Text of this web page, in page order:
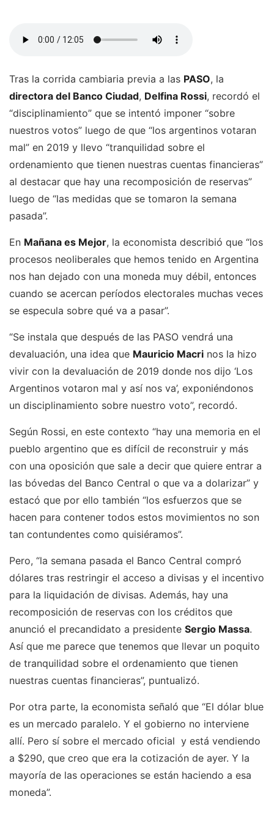
Tras la corrida cambiaria previa a las PASO, la
directora del Banco Ciudad, Delfina Rossi, recordó el
“disciplinamiento” que se intentó imponer “sobre
nuestros votos” luego de que “los argentinos votaran
mal” en 2019 y llevo “tranquilidad sobre el
ordenamiento que tienen nuestras cuentas financieras”
al destacar que hay una recomposición de reservas”
luego de “las medidas que se tomaron la semana
pasada”.
En Mañana es Mejor, la economista describió que “los
procesos neoliberales que hemos tenido en Argentina
nos han dejado con una moneda muy débil, entonces
cuando se acercan períodos electorales muchas veces
se especula sobre qué va a pasar”.
“Se instala que después de las PASO vendrá una
devaluación, una idea que Mauricio Macri nos la hizo
vivir con la devaluación de 2019 donde nos dijo ‘Los
Argentinos votaron mal y así nos va’, exponiéndonos
un disciplinamiento sobre nuestro voto”, recordó.
Según Rossi, en este contexto “hay una memoria en el
pueblo argentino que es difícil de reconstruir y más
con una oposición que sale a decir que quiere entrar a
las bóvedas del Banco Central o que va a dolarizar” y
estacó que por ello también “los esfuerzos que se
hacen para contener todos estos movimientos no son
tan contundentes como quisiéramos”.
Pero, “la semana pasada el Banco Central compró
dólares tras restringir el acceso a divisas y el incentivo
para la liquidación de divisas. Además, hay una
recomposición de reservas con los créditos que
anunció el precandidato a presidente Sergio Massa.
Así que me parece que tenemos que llevar un poquito
de tranquilidad sobre el ordenamiento que tienen
nuestras cuentas financieras”, puntualizó.
Por otra parte, la economista señaló que “El dólar blue
es un mercado paralelo. Y el gobierno no interviene
allí. Pero sí sobre el mercado oficial y está vendiendo
a $290, que creo que era la cotización de ayer. Y la
mayoría de las operaciones se están haciendo a esa
moneda”.